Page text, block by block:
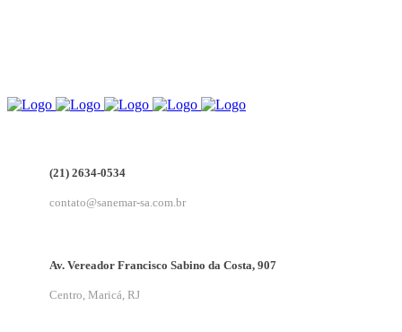
(21) 2634-0534
contato@sanemar-sa.com.br
Av. Vereador Francisco Sabino da Costa, 907
Centro, Maricá, RJ